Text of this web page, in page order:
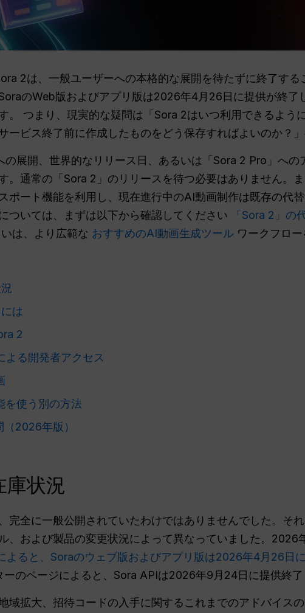
2は、一般ユーザーへの本格的な展開を待たずに終了す
のWeb版およびアプリ版は2026年4月26日に提供が終
。 つまり、現実的な疑問は「Sora 2はいつ利用できるよう
ービス終了前に作成したものをどう保存すればよいのか？
展開、世界的なリリース日、あるいは「Sora 2 Pro」への
。通常の「Sora 2」のリリースを待つ必要はありません。
ポート機能を利用し、現在進行中のAI動画制作は既存の代
ついては、まずは以下から確認してください
「Sora 2」の
は、より広範な おすすめのAI動画生成ツール ワークフロ
は
2
る開発者アクセス
を使う別の方法
2026年版）
庫状況
完全に一般公開されていたわけではありませんでした。そ
、および製品の変更状況によって異なっていました。2026
よると、Soraのウェブ版およびアプリ版は2026年4月26日
ーのページによると、Sora APIは2026年9月24日に提供終
域拡大、招待コードの入手に関するこれまでのアドバイス